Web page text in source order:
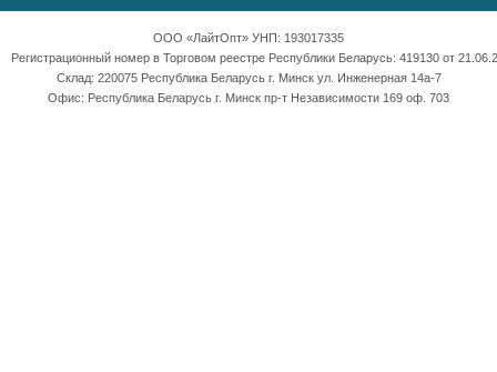
ООО «ЛайтОпт» УНП: 193017335
Регистрационный номер в Торговом реестре Республики Беларусь: 419130 от
Склад: 220075 Республика Беларусь г. Минск ул. Инженерная 14а-7
Офис: Республика Беларусь г. Минск пр-т Независимости 169 оф. 703